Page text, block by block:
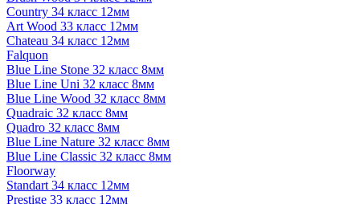
Country 34 класс 12мм
Art Wood 33 класс 12мм
Chateau 34 класс 12мм
Falquon
Blue Line Stone 32 класс 8мм
Blue Line Uni 32 класс 8мм
Blue Line Wood 32 класс 8мм
Quadraic 32 класс 8мм
Quadro 32 класс 8мм
Blue Line Nature 32 класс 8мм
Blue Line Classic 32 класс 8мм
Floorway
Standart 34 класс 12мм
Prestige 33 класс 12мм